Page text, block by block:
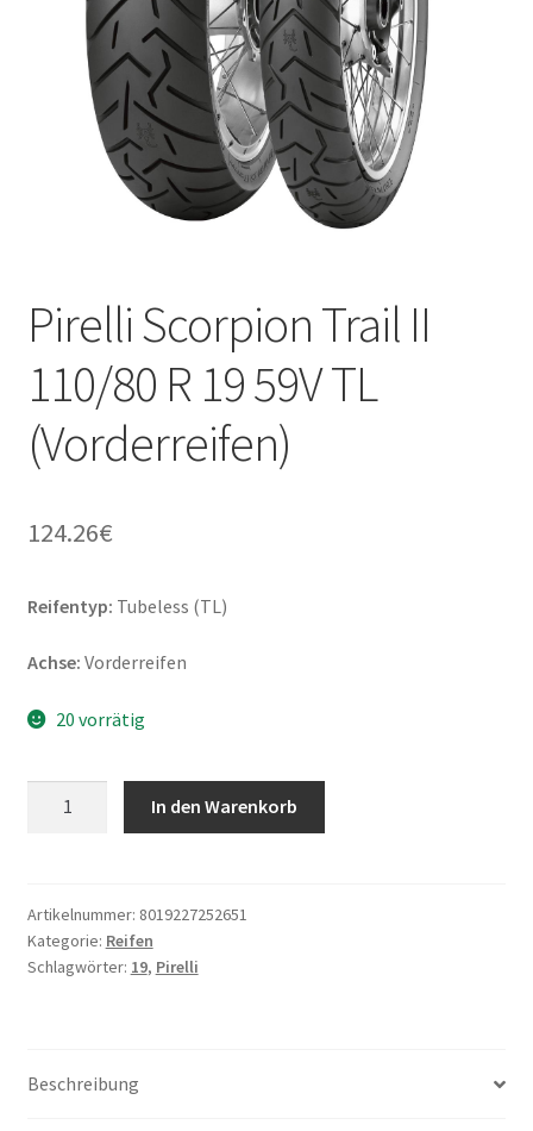
Pirelli Scorpion Trail II
110/80 R 19 59V TL
(Vorderreifen)
124.26€
Reifentyp: Tubeless (TL)
Achse: Vorderreifen
20 vorrätig
110/80
R
19
Menge
In den Warenkorb
Artikelnummer: 8019227252651
Kategorie: Reifen
Schlagwörter: 19, Pirelli
Beschreibung